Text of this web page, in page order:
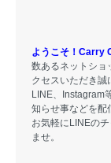
ようこそ！Carry
数あるネットショ
クセスいただき誠
LINE、Instagram
知らせ事などを配
お気軽にLINEの
ませ。